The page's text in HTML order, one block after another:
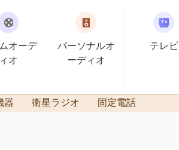
オーデ
ィオ
パーソナルオ
ーディオ
テレビ
器 衛星ラジオ 固定電話